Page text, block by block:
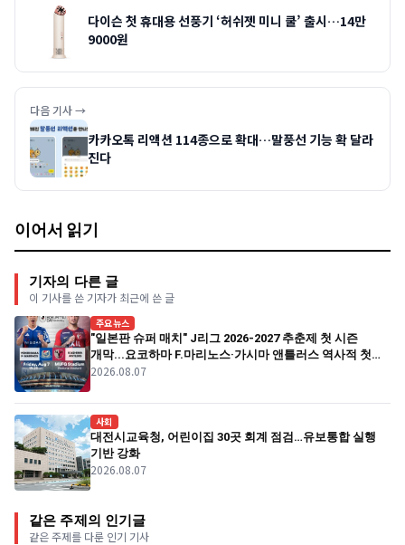
다이슨 첫 휴대용 선풍기 ‘허쉬젯 미니 쿨’ 출시…14만
9000원
다음 기사 →
카카오톡 리액션 114종으로 확대…말풍선 기능 확 달라
진다
이어서 읽기
기자의 다른 글
이 기사를 쓴 기자가 최근에 쓴 글
주요뉴스
"일본판 슈퍼 매치" J리그 2026-2027 추춘제 첫 시즌
개막...요코하마 F.마리노스·가시마 앤틀러스 역사적 첫
경기
2026.08.07
사회
대전시교육청, 어린이집 30곳 회계 점검…유보통합 실행
기반 강화
2026.08.07
같은 주제의 인기글
같은 주제를 다룬 인기 기사